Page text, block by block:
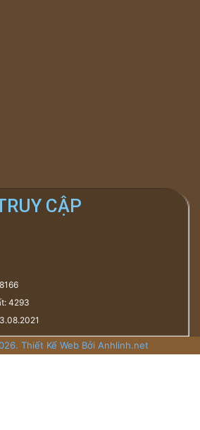
CẬP
4293
Thiết Kế Web Bởi Anhlinh.net